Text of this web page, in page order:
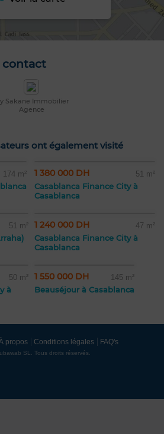
contact
Sakane Immobilier
Agence
ont également visité
174 m² 1 380 000 DH 51 m²
Casablanca Finance City à
Casablanca
51 m² 1 240 000 DH 47 m²
Casablanca Finance City à
Casablanca
50 m²
à
1 550 000 DH 145 m²
Beauséjour à Casablanca
propos Conditions légales FAQ's
SL. Tous droits réservés.